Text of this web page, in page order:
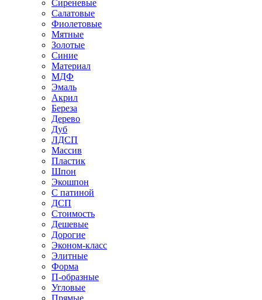
Сиреневые
Салатовые
Фиолетовые
Мятные
Золотые
Синие
Материал
МДФ
Эмаль
Акрил
Береза
Дерево
Дуб
ЛДСП
Массив
Пластик
Шпон
Экошпон
С патиной
ДСП
Стоимость
Дешевые
Дорогие
Эконом-класс
Элитные
Форма
П-образные
Угловые
Прямые